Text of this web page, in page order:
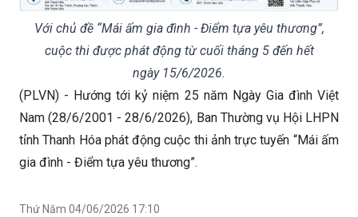
Với chủ đề “Mái ấm gia đình - Điểm tựa yêu thương”,
cuộc thi được phát động từ cuối tháng 5 đến hết
ngày 15/6/2026.
(PLVN) - Hướng tới kỷ niệm 25 năm Ngày Gia đình Việt
Nam (28/6/2001 - 28/6/2026), Ban Thường vụ Hội LHPN
tỉnh Thanh Hóa phát động cuộc thi ảnh trực tuyến “Mái ấm
gia đình - Điểm tựa yêu thương”.
Thứ Năm 04/06/2026 17:10